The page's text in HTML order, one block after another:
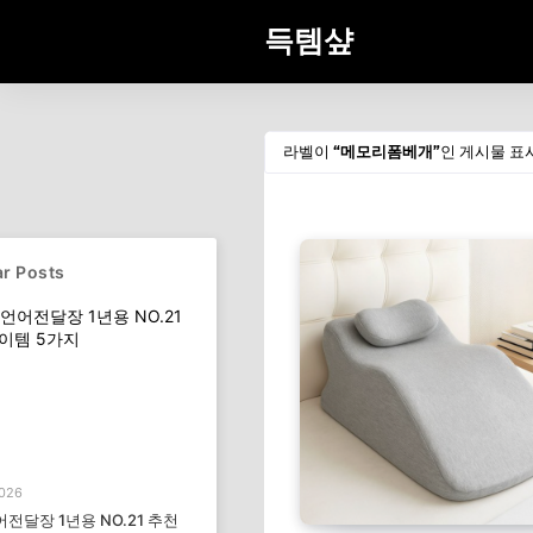
득템샾
라벨이 메모리폼베개 인 게시물 표
Posts
전달장 1년용 NO.21 추천